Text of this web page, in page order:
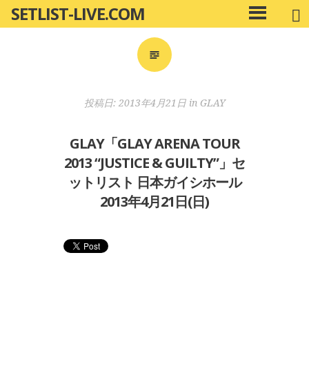
ン
SETLIST-LIVE.COM
メ
イ
投稿日: 2013年4月21日in GLAY
GLAY「GLAY ARENA TOUR
2013 “JUSTICE & GUILTY”」セ
ットリスト 日本ガイシホール
2013年4月21日(日)